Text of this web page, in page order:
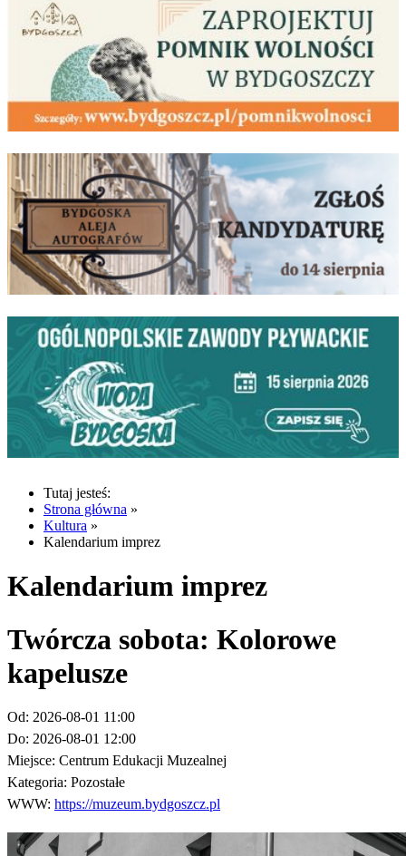
Tutaj jesteś:
Strona główna »
Kultura »
Kalendarium imprez
Kalendarium imprez
Twórcza sobota: Kolorowe
kapelusze
Od: 2026-08-01 11:00
Do: 2026-08-01 12:00
Miejsce: Centrum Edukacji Muzealnej
Kategoria: Pozostałe
WWW: https://muzeum.bydgoszcz.pl